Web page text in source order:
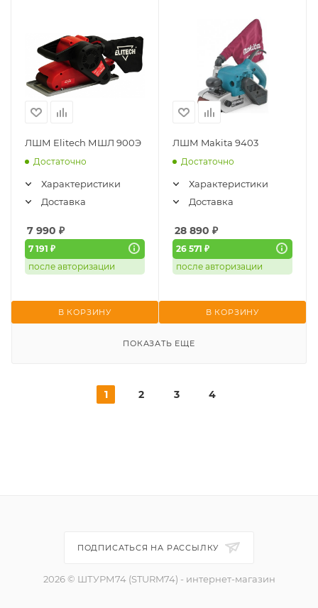
ЛШМ Elitech МШЛ 900Э
Достаточно
Характеристики
Доставка
7 990 ₽
7 191 ₽
после авторизации
В КОРЗИНУ
ЛШМ Makita 9403
Достаточно
Характеристики
Доставка
28 890 ₽
26 571 ₽
после авторизации
В КОРЗИНУ
ПОКАЗАТЬ ЕЩЕ
1 2 3 4
ПОДПИСАТЬСЯ НА РАССЫЛКУ
2026 © ШТУРМ74 (STURM74) - интернет-магазин